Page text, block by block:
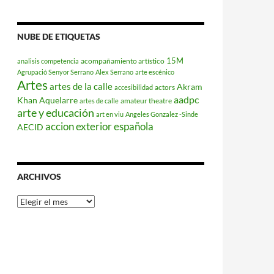
NUBE DE ETIQUETAS
analisis competencia acompañamiento artístico 15M
Agrupació Senyor Serrano Alex Serrano arte escénico
Artesartes de la calle accesibilidad actors Akram
Khan Aquelarre artes de calle amateur theatre aadpc
arte y educación art en viu Angeles Gonzalez -Sinde
AECID accion exterior española
ARCHIVOS
Archivos